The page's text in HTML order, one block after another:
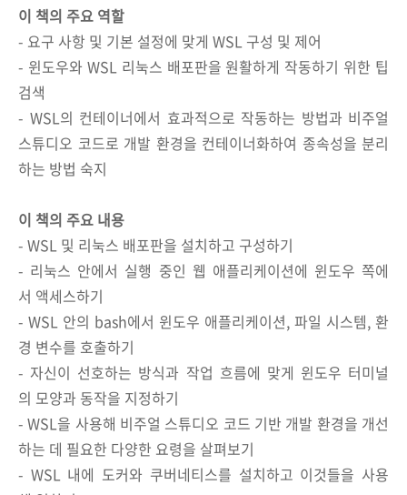
이 책의 주요 역할
- 요구 사항 및 기본 설정에 맞게 WSL 구성 및 제어
- 윈도우와 WSL 리눅스 배포판을 원활하게 작동하기 위한 팁
검색
- WSL의 컨테이너에서 효과적으로 작동하는 방법과 비주얼
스튜디오 코드로 개발 환경을 컨테이너화하여 종속성을 분리
하는 방법 숙지
이 책의 주요 내용
- WSL 및 리눅스 배포판을 설치하고 구성하기
- 리눅스 안에서 실행 중인 웹 애플리케이션에 윈도우 쪽에
서 액세스하기
- WSL 안의 bash에서 윈도우 애플리케이션, 파일 시스템, 환
경 변수를 호출하기
- 자신이 선호하는 방식과 작업 흐름에 맞게 윈도우 터미널
의 모양과 동작을 지정하기
- WSL을 사용해 비주얼 스튜디오 코드 기반 개발 환경을 개선
하는 데 필요한 다양한 요령을 살펴보기
- WSL 내에 도커와 쿠버네티스를 설치하고 이것들을 사용